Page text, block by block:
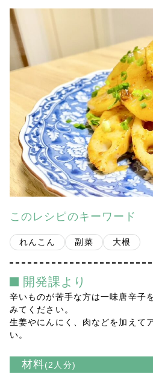
奨励金受託手数料
営業日カレンダー
会社案内
多摩青果便り
採用情報
アクセス
プライバシーポリシー
このレシピのキーワード
れんこん 副菜 大根
開発課より
辛いものが苦手な方は一味唐辛子
みてください。
生姜やにんにく、肉などを加えて
い。
材料(2人分)